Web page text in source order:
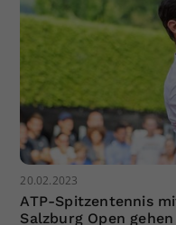
20.02.2023
ATP-Spitzentennis
Salzburg Open